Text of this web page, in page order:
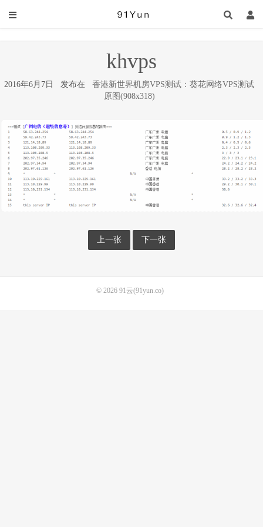
khvps
2016年6月7日 发布在 香港新世界机房VPS测试：葵花网络VPS测试
原图(908x318)
上一张 下一张
© 2026 91云(91yun.co)